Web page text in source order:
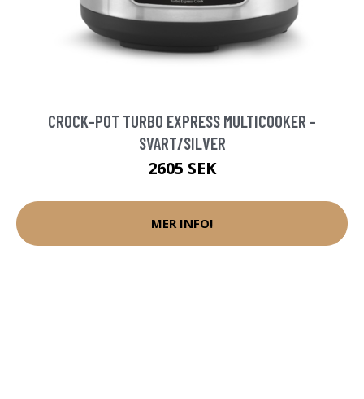
CROCK-POT TURBO EXPRESS MULTICOOKER -
SVART/SILVER
2605 SEK
MER INFO!